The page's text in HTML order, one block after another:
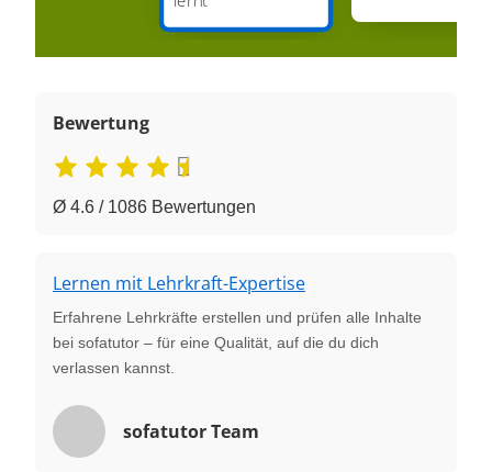
Bewertung
Ø 4.6 / 1086 Bewertungen
Lernen mit Lehrkraft-Expertise
Erfahrene Lehrkräfte erstellen und prüfen alle Inhalte
bei sofatutor – für eine Qualität, auf die du dich
verlassen kannst.
sofatutor Team